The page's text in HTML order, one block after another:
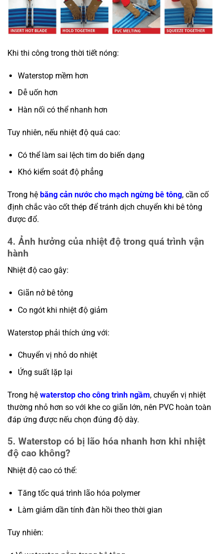
Khi thi công trong thời tiết nóng:
Waterstop mềm hơn
Dễ uốn hơn
Hàn nối có thể nhanh hơn
Tuy nhiên, nếu nhiệt độ quá cao:
Có thể làm sai lệch tim do biến dạng
Khó kiểm soát độ phẳng
Trong hệ băng cản nước cho mạch ngừng bê tông, cần cố
định chắc vào cốt thép để tránh dịch chuyển khi bê tông
được đổ.
4. Ảnh hưởng của nhiệt độ trong quá trình vận
hành
Nhiệt độ cao gây:
Giãn nở bê tông
Co ngót khi nhiệt độ giảm
Waterstop phải thích ứng với:
Chuyển vị nhỏ do nhiệt
Ứng suất lặp lại
Trong hệ waterstop cho công trình ngầm, chuyển vị nhiệt
thường nhỏ hơn so với khe co giãn lớn, nên PVC hoàn toàn
đáp ứng được nếu chọn đúng độ dày.
5. Waterstop có bị lão hóa nhanh hơn khi nhiệt
độ cao không?
Nhiệt độ cao có thể:
Tăng tốc quá trình lão hóa polymer
Làm giảm dần tính đàn hồi theo thời gian
Tuy nhiên: